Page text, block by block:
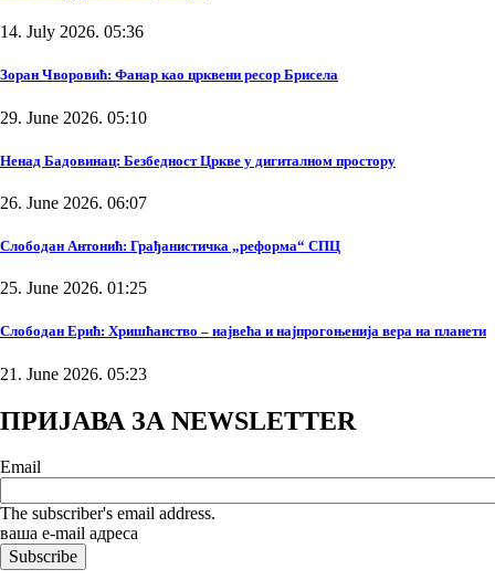
14. July 2026. 05:36
Зоран Чворовић: Фанар као црквени ресор Брисела
29. June 2026. 05:10
Ненад Бадовинац: Безбедност Цркве у дигиталном простору
26. June 2026. 06:07
Слободан Антонић: Грађанистичка „реформа“ СПЦ
25. June 2026. 01:25
Слободан Ерић: Хришћанство – највећа и најпрогоњенија вера на планети
21. June 2026. 05:23
ПРИЈАВА ЗА NEWSLETTER
Email
The subscriber's email address.
ваша е-mail адреса